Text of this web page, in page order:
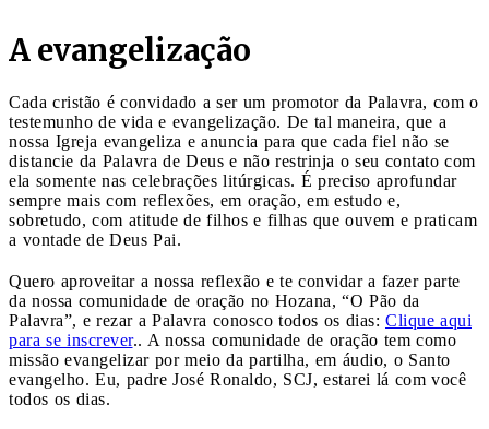
A evangelização
Cada cristão é convidado a ser um promotor da Palavra, com o
testemunho de vida e evangelização. De tal maneira, que a
nossa Igreja evangeliza e anuncia para que cada fiel não se
distancie da Palavra de Deus e não restrinja o seu contato com
ela somente nas celebrações litúrgicas. É preciso aprofundar
sempre mais com reflexões, em oração, em estudo e,
sobretudo, com atitude de filhos e filhas que ouvem e praticam
a vontade de Deus Pai.
Quero aproveitar a nossa reflexão e te convidar a fazer parte
da nossa comunidade de oração no Hozana, “O Pão da
Palavra”, e rezar a Palavra conosco todos os dias: Clique aqui
para se inscrever.. A nossa comunidade de oração tem como
missão evangelizar por meio da partilha, em áudio, o Santo
evangelho. Eu, padre José Ronaldo, SCJ, estarei lá com você
todos os dias.